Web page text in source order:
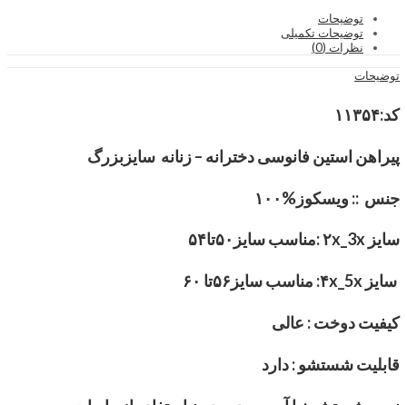
توضیحات
توضیحات تکمیلی
نظرات (0)
توضیحات
کد:۱۱۳۵۴
پیراهن استین فانوسی دخترانه – زنانه سایزبزرگ
جنس :: ویسکوز%۱۰۰
سایز ۲x_3x :مناسب سایز۵۰تا۵۴
سایز ۴x_5x: مناسب سایز۵۶تا ۶۰
کیفیت دوخت : عالی
قابلیت شستشو : دارد